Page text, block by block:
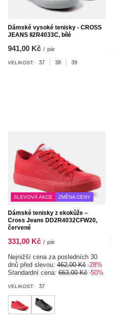
Dámské vysoké tenisky - CROSS
JEANS II2R4033C, bílé
941,00 Kč / pár
VELIKOST: 37 38 39
SLEVOVÁ AKCE ZMĚNA CENY
Dámské tenisky z ekokůže –
Cross Jeans DD2R4032CFW20,
červené
331,00 Kč / pár
Nejnižší cena za posledních 30
dnů před slevou: 462,00 Kč -28%
Standardní cena: 663,00 Kč -50%
VELIKOST: 37